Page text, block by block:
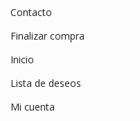
Contacto
Finalizar compra
Inicio
Lista de deseos
Mi cuenta